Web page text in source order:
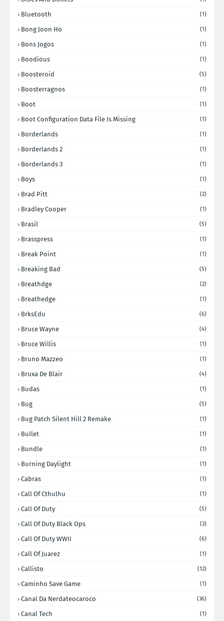
Bluetooth (1)
Bong Joon Ho (1)
Bons Jogos (1)
Boodious (1)
Boosteroid (5)
Boosterragnos (1)
Boot (1)
Boot Configuration Data File Is Missing (1)
Borderlands (1)
Borderlands 2 (1)
Borderlands 3 (1)
Boys (1)
Brad Pitt (2)
Bradley Cooper (1)
Brasil (5)
Brasspress (1)
Break Point (1)
Breaking Bad (5)
Breathdge (2)
Breathedge (1)
BrksEdu (6)
Bruce Wayne (4)
Bruce Willis (1)
Bruno Mazzeo (1)
Bruxa De Blair (4)
Budas (1)
Bug (5)
Bug Patch Silent Hill 2 Remake (1)
Bullet (1)
Bundle (1)
Burning Daylight (1)
Cabras (1)
Call Of Cthulhu (1)
Call Of Duty (5)
Call Of Duty Black Ops (3)
Call Of Duty WWII (6)
Call Of Juarez (1)
Callisto (12)
Caminho Save Game (1)
Canal Da Nerdateocaroco (36)
Canal Tech (1)